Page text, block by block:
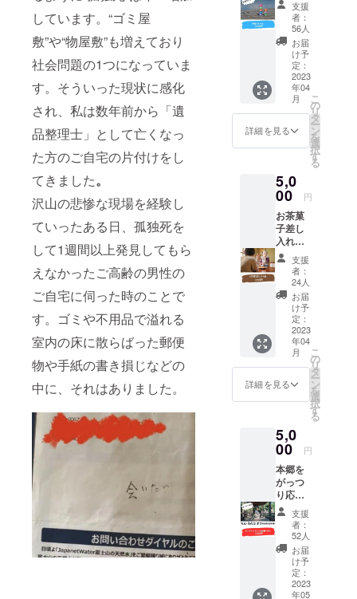
しています。“ゴミ屋
敷”や“物屋敷”も増えており
社会問題の1つになっていま
す。そういった現状に感化
され、私は数年前から「遺
品整理士」として亡くなっ
た方のご自宅の片付けをし
てきました。
沢山の悲惨な現場を経験し
ていったある日、孤独死を
して1週間以上発見してもら
えなかったご高齢の男性の
ご自宅に伺った時のことで
す。ゴミや不用品で溢れる
室内の床に散らばった郵便
物や手紙の書き損じなどの
中に、それはありました。
です。
・チャ
レンジ
前に何
をし
て、何
に気を
つけて
プロ
ジェク
プラッ
ト
フォー
ム選び
につい
て ・リ
ターン
を設定
すると
きに気
をつけ
るべき
ところ
・初動3
日間で
50%超
え、ス
達成に
至った
その理
由は？
などな
ど、
zoomに
て1対1
でお話
させて
いただ
けたら
と考え
応援し
てくだ
さる方
向けの
リター
ンで
す。 感
謝の気
持ちを
お一人
お一人
にメー
送らせ
ていた
だきま
す。 ※
メール
はご支
援して
いただ
いた方
から順
次送ら
せてい
ただき
ます。
支援
者：
56人
お届
け予
定：
2023
年04
月
詳細を見る
こ
の
リ
タ
ー
ン
を
選
択
す
る
5,0
00 円
お茶菓
子差し
入れ権
今後開
催予定
の“終
活”に関
するイ
ベント
や講演
会に参
加して
くだ
さった
方にお
茶菓子
入れで
きる権
利で
す。 1
つ支援
してい
ただく
ごと
に、10
名の方
に差し
入れさ
せてい
支援
者：
24人
お届
け予
定：
2023
年04
月
詳細を見る
こ
の
リ
タ
ー
ン
を
選
択
す
る
5,0
00 円
本郷を
がっつ
り応援
してく
ださる
方向け
のリ
ターン
です。
こちら
支援
者：
52人
お届
け予
定：
2023
年05